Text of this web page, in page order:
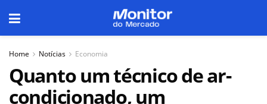
Home Notícias Economia
Quanto um técnico de ar-
condicionado, um